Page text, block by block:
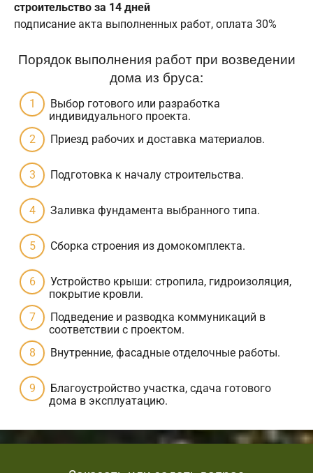
строительство за 14 дней
подписание акта выполненных работ, оплата 30%
Порядок выполнения работ при возведении
дома из бруса:
Выбор готового или разработка
индивидуального проекта.
Приезд рабочих и доставка материалов.
Подготовка к началу строительства.
Заливка фундамента выбранного типа.
Сборка строения из домокомплекта.
Устройство крыши: стропила, гидроизоляция,
покрытие кровли.
Подведение и разводка коммуникаций в
соответствии с проектом.
Внутренние, фасадные отделочные работы.
Благоустройство участка, сдача готового
дома в эксплуатацию.